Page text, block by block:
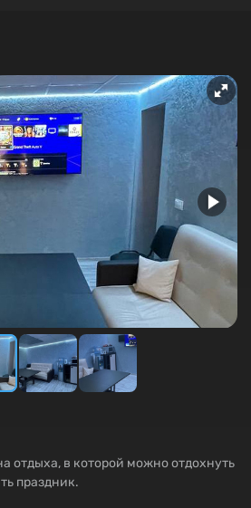
отдыха, в которой можно отдохнуть
праздник.